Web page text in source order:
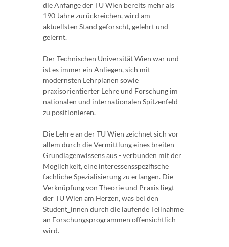
die Anfänge der TU Wien bereits mehr als
190 Jahre zurückreichen, wird am
aktuellsten Stand geforscht, gelehrt und
gelernt.
Der Technischen Universität Wien war und
ist es immer ein Anliegen, sich mit
modernsten Lehrplänen sowie
praxisorientierter Lehre und Forschung im
nationalen und internationalen Spitzenfeld
zu positionieren.
Die Lehre an der TU Wien zeichnet sich vor
allem durch die Vermittlung eines breiten
Grundlagenwissens aus - verbunden mit der
Möglichkeit, eine interessensspezifische
fachliche Spezialisierung zu erlangen. Die
Verknüpfung von Theorie und Praxis liegt
der TU Wien am Herzen, was bei den
Student_innen durch die laufende Teilnahme
an Forschungsprogrammen offensichtlich
wird.